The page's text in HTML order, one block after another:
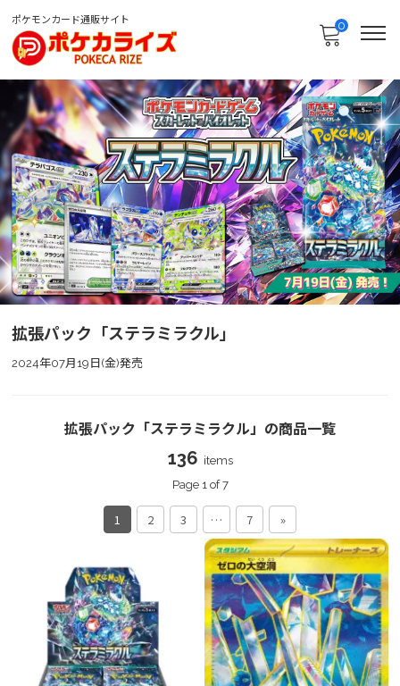
ポケモンカード通販サイト 0
拡張パック「ステラミラクル」
2024年07月19日(金)発売
拡張パック「ステラミラクル」の商品一覧
136 items
Page 1 of 7
1 2 3 … 7 »